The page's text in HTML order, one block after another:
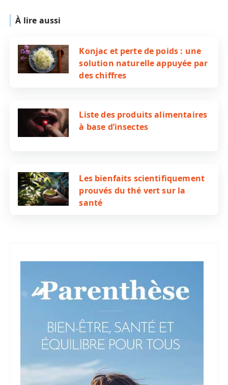
À lire aussi
Konjac et perte de poids : une
solution naturelle appuyée par
des chiffres
Liste des produits alimentaires
à base d’insectes
Les bienfaits scientifiquement
prouvés du thé vert sur la
santé